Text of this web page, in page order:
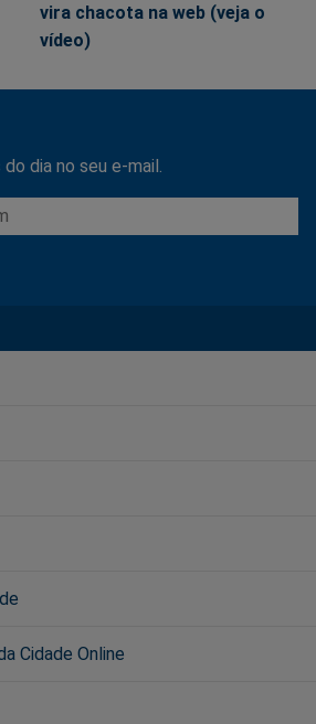
vira chacota na web (veja o
vídeo)
dia no seu e-mail.
Cidade Online